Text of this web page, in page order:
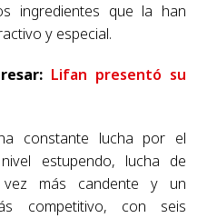
ingredientes que la han
y especial.
Lifan presentó su
constante lucha por el
estupendo, lucha de
más candente y un
competitivo, con seis